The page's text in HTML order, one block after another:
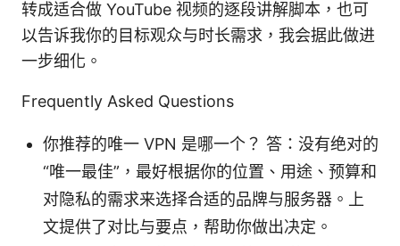
转成适合做 YouTube 视频的逐段讲解脚本，也可
以告诉我你的目标观众与时长需求，我会据此做进
一步细化。
Frequently Asked Questions
你推荐的唯一 VPN 是哪一个？ 答：没有绝对的
“唯一最佳”，最好根据你的位置、用途、预算和
对隐私的需求来选择合适的品牌与服务器。上
文提供了对比与要点，帮助你做出决定。